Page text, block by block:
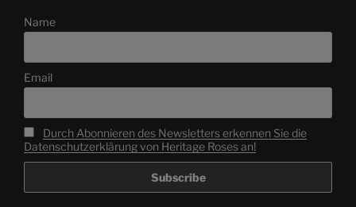
Name
Email
Durch Abonnieren des Newsletters erkennen Sie die
Datenschutzerklärung von Heritage Roses an!